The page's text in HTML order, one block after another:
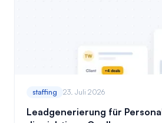
staffing 23. Juli 2026
Leadgenerierung für